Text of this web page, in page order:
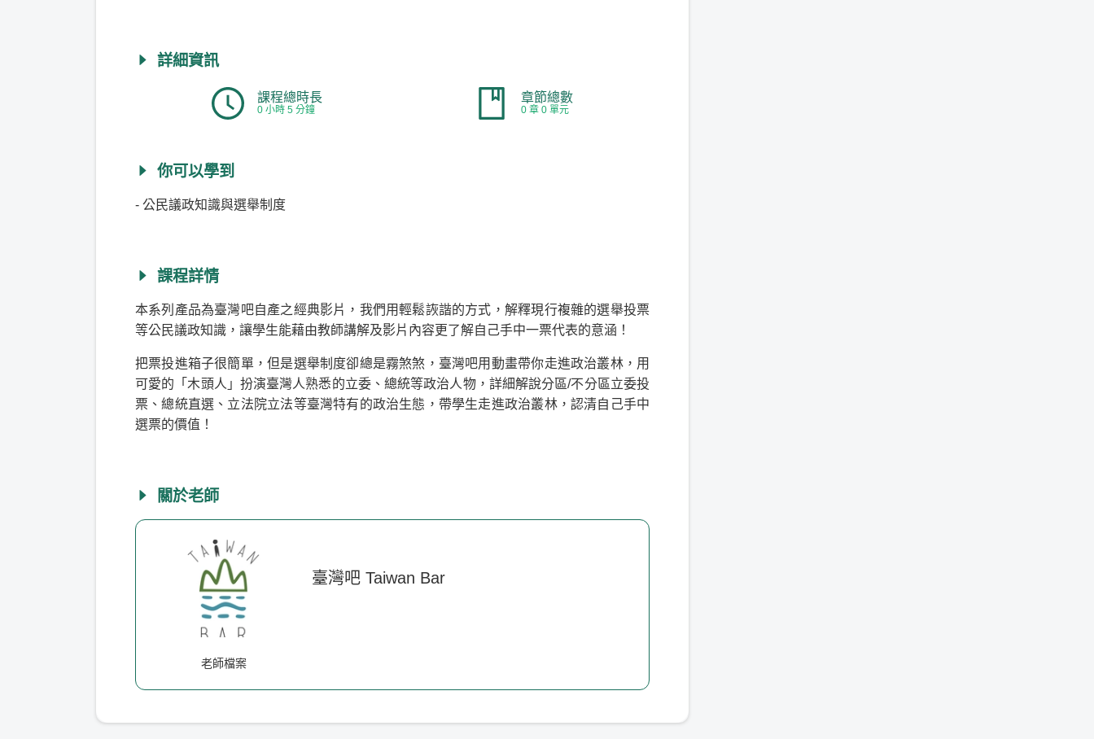
詳細資訊
課程總時長
0 小時 5 分鐘
章節總數
0 章 0 單元
你可以學到
- 公民議政知識與選舉制度
課程詳情
本系列產品為臺灣吧自產之經典影片，我們用輕鬆詼諧的方式，解釋現行複雜的選舉投票
等公民議政知識，讓學生能藉由教師講解及影片內容更了解自己手中一票代表的意涵！
把票投進箱子很簡單，但是選舉制度卻總是霧煞煞，臺灣吧用動畫帶你走進政治叢林，用
可愛的「木頭人」扮演臺灣人熟悉的立委、總統等政治人物，詳細解說分區/不分區立委投
票、總統直選、立法院立法等臺灣特有的政治生態，帶學生走進政治叢林，認清自己手中
選票的價值！
關於老師
v1.3.141